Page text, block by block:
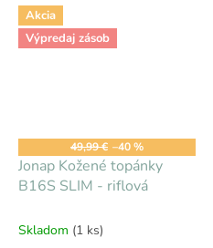
Akcia
Výpredaj zásob
49,99 € –40 %
Jonap Kožené topánky
B16S SLIM - riflová
Skladom (1 ks)